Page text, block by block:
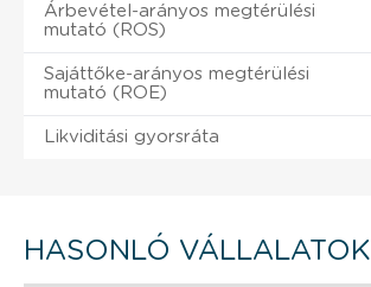
Árbevétel-arányos megtérülési
mutató (ROS)
Sajáttőke-arányos megtérülési
mutató (ROE)
Likviditási gyorsráta
HASONLÓ VÁLLALATOK